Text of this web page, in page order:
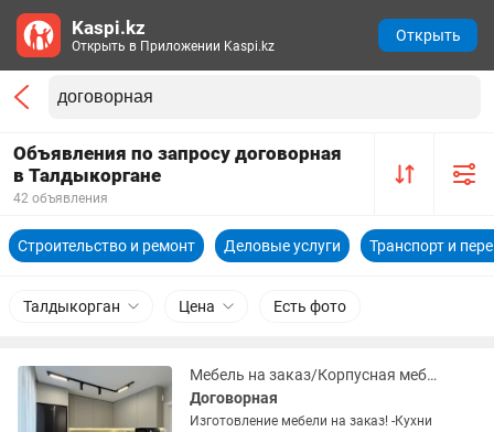
Объявления по запросу договорная
в Талдыкоргане
42 объявления
Строительство и ремонт Деловые услуги Транспорт и
Талдыкорган Цена Есть фото
Мебель на заказ/Корпусная мебель/Договорно
Договорная
Изготовление мебели на заказ! -Кухни
Kaspi.kz
Открыть в Приложении Kaspi.kz
Открыть